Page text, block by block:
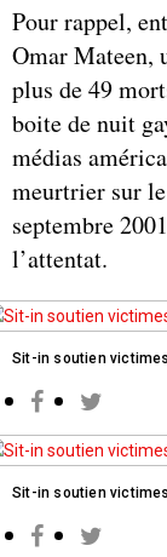
Pour rappel,
Omar Mateen,
plus de 49
boite de nuit
médias
meurtrier sur
septembre
l’attentat.
Sit-in soutien
Sit-in soutien